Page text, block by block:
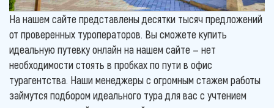
На нашем сайте представлены десятки тысяч предложений
от проверенных туроператоров. Вы сможете купить
идеальную путевку онлайн на нашем сайте — нет
необходимости стоять в пробках по пути в офис
турагентства. Наши менеджеры с огромным стажем работы
займутся подбором идеального тура для вас с учтением